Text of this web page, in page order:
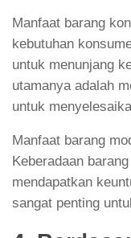
Manfaat barang
kebutuhan
untuk menunjang
utamanya adalah
untuk
Manfaat barang
Keberadaan
mendapatkan
sangat penting